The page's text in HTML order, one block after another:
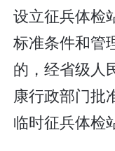
设立征兵体检
标准条件和管
的，经省级人
康行政部门批
临时征兵体检